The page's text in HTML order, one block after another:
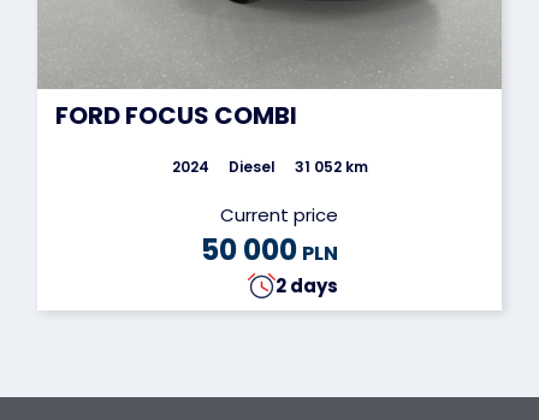
FORD FOCUS COMBI
2024 Diesel 31 052 km
Current price
50 000 PLN
2 days